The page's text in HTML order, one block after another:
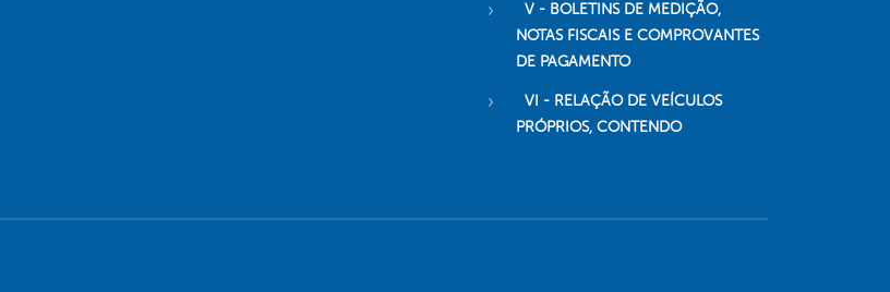
V - BOLETINS DE MEDIÇÃO,
NOTAS FISCAIS E COMPROVANTES
DE PAGAMENTO
VI - RELAÇÃO DE VEÍCULOS
PRÓPRIOS, CONTENDO